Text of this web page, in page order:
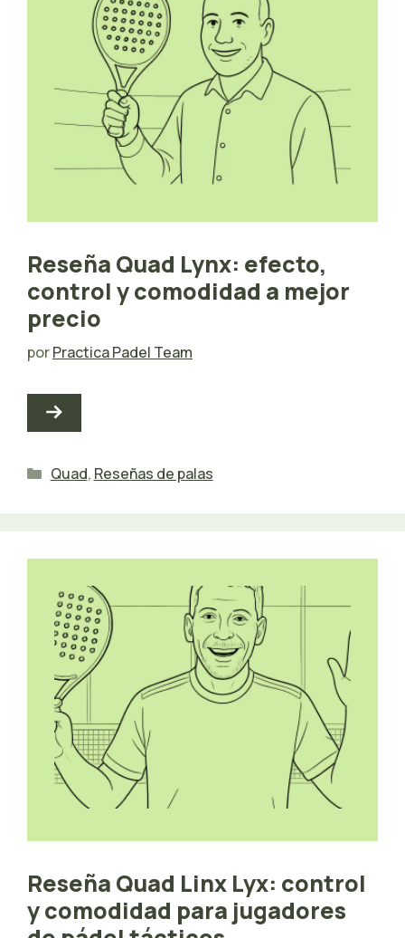
Reseña Quad Lynx: efecto,
control y comodidad a mejor
precio
porPractica Padel Team
Categorías
Quad, Reseñas de palas
Reseña Quad Linx Lyx: control
y comodidad para jugadores